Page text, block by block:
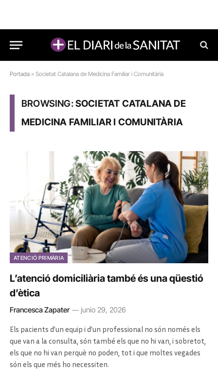
Portada » Societat Catalana de Medicina Familiar i Comunitària
BROWSING:SOCIETAT CATALANA DE
MEDICINA FAMILIAR I COMUNITÀRIA
ATENCIÓ PRIMÀRIA
L’atenció domiciliària també és una qüestió
d’ètica
Francesca Zapater junio 29, 2026
Els pacients d’un equip i d’un professional no són només els
que van a la consulta, són també els que no hi van, i sobretot,
els que no hi van perquè no poden, tot i que moltes vegades
són els que més ho necessiten.